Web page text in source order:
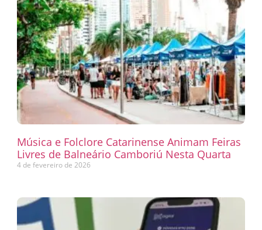
Música e Folclore Catarinense Animam Feiras
Livres de Balneário Camboriú Nesta Quarta
4 de fevereiro de 2026